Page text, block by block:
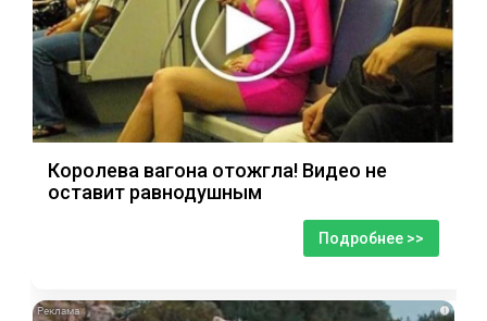
Королева вагона отожгла! Видео не
оставит равнодушным
Подробнее >>
i